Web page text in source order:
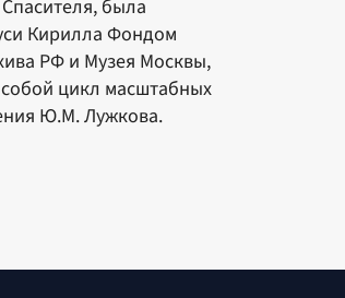
была
Кирилла Фондом
РФ и Музея Москвы,
цикл масштабных
Ю.М. Лужкова.